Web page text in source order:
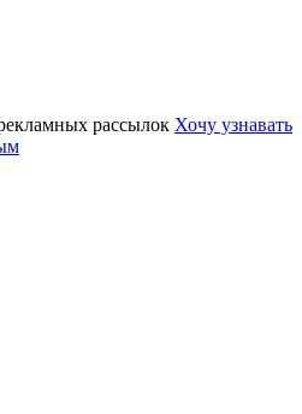
рассылок Хочу узнавать